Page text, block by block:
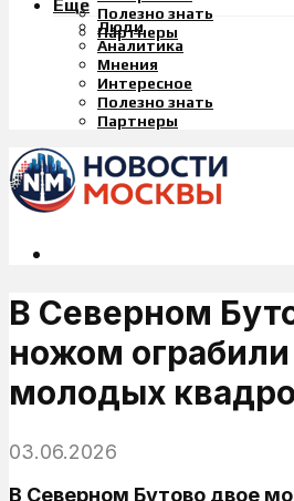
Полезно знать
Партнеры
Еще
Люди
Аналитика
Мнения
Интересное
Полезно знать
Партнеры
В Северном
ножом
молодых
03.06.2026
В Северном Бутово двое